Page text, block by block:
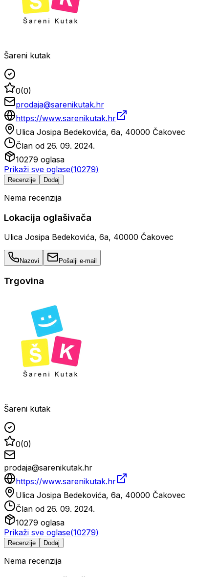
Šareni kutak
0(0)
prodaja@sarenikutak.hr
https://www.sarenikutak.hr
Ulica Josipa Bedekovića, 6a, 40000 Čakovec
Član od 26. 09. 2024.
10279 oglasa
Prikaži sve oglase(10279)
Recenzije Dodaj
Nema recenzija
Lokacija oglašivača
Ulica Josipa Bedekovića, 6a, 40000 Čakovec
Nazovi Pošalji e-mail
Trgovina
Šareni kutak
0(0)
prodaja@sarenikutak.hr
https://www.sarenikutak.hr
Ulica Josipa Bedekovića, 6a, 40000 Čakovec
Član od 26. 09. 2024.
10279 oglasa
Prikaži sve oglase(10279)
Recenzije Dodaj
Nema recenzija